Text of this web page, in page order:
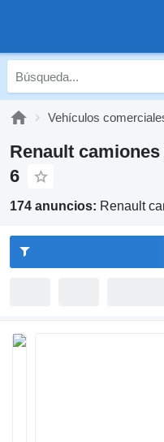
Vehículos
Renault
6
174 anuncios: Renault